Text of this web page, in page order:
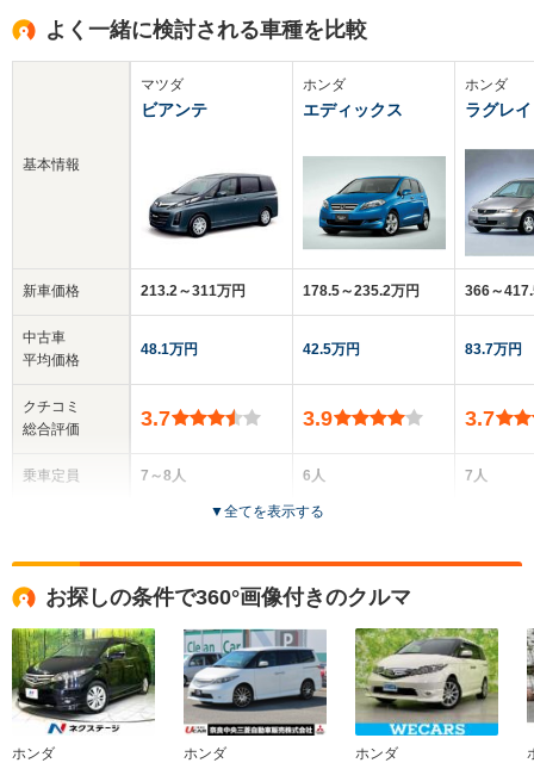
よく一緒に検討される車種を比較
基本情報
新車価格
中古車
平均価格
クチコミ
総合評価
乗車定員
サイズ
(全長x全幅x全高)
マツダ
ビアンテ
213.2～311万円
48.1万円
3.7
7～8人
1.84m～1.86m
全幅
1.77m
全長
4.72m
ホンダ
エディックス
178.5～235.2万円
42.5万円
3.9
6人
5ドア
全高
1.6m～1.64m
全幅
1.8m
全長
4.29m～4.3m
ホンダ
ラグレ
366～
83.7万円
3.7
7人
▼全てを表示する
お探しの条件で360°画像付きのクルマ
ホンダ ホンダ ホンダ